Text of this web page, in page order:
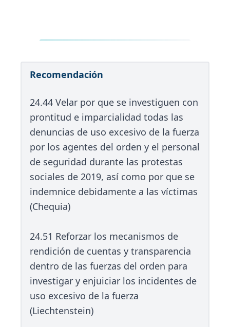
Recomendación
24.44 Velar por que se investiguen con
prontitud e imparcialidad todas las
denuncias de uso excesivo de la fuerza
por los agentes del orden y el personal
de seguridad durante las protestas
sociales de 2019, así como por que se
indemnice debidamente a las víctimas
(Chequia)
24.51 Reforzar los mecanismos de
rendición de cuentas y transparencia
dentro de las fuerzas del orden para
investigar y enjuiciar los incidentes de
uso excesivo de la fuerza
(Liechtenstein)